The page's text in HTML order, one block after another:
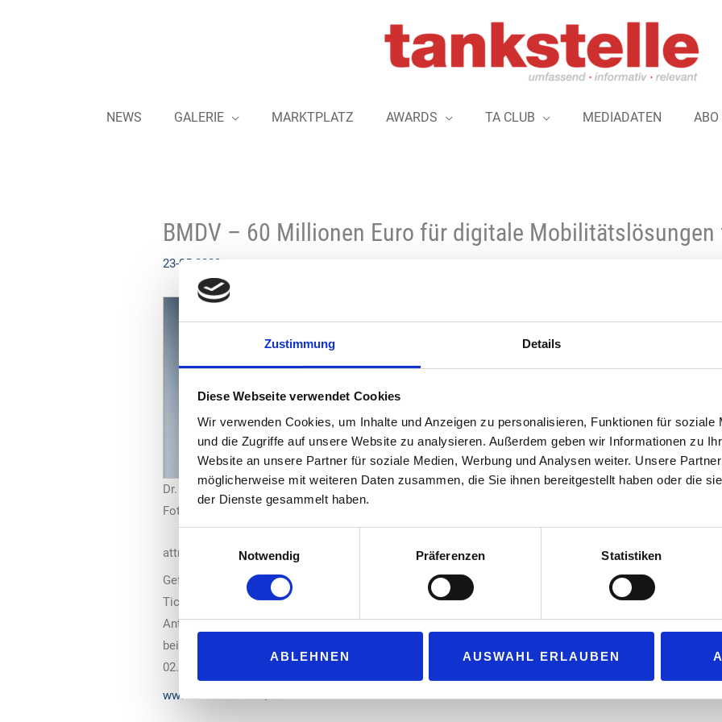
Zustimmung Details
Diese Webseite verwendet Cookies
Wir verwenden Cookies, um Inhalte und Anzeigen zu personalisieren, Funktionen für soziale
und die Zugriffe auf unsere Website zu analysieren. Außerdem geben wir Informationen zu
Website an unsere Partner für soziale Medien, Werbung und Analysen weiter. Unsere
möglicherweise mit weiteren Daten zusammen, die Sie ihnen bereitgestellt haben oder die
der Dienste gesammelt haben.
Notwendig
Präferenzen Statistiken
ABLEHNEN AUSWAHL ERLAUBEN
NEWS GALERIE MARKTPLATZ AWARDS TA CLUB MEDIADATEN ABO
BMDV – 60 Millionen Euro für digitale Mobilitätslösungen
23-05-2023
Dr. Volker Wissing
Foto: BMDV/Jesco Denzel
Das Bundesministerium für Digitales
Verkehrssysteme“ (DkV) in Höhe von
Reiseketten per Smartphone von Tür zu
effizienten und umweltsensitiven
anderen Maßnahmen unterstützen wir
Unternehmen bei der Entwicklung
Anwendungen wird der Verkehr
attraktiver.“
Gefördert werden unter anderem die Erfassung und Verarbeitung von Mobilitätsdaten, besseres
Ticketing sowie Echtzeit- Fahrgastinformationen, Mobilitätsplattformen, On-Demand- und Sharing-
Antragsberechtigt sind alle deutschen Städte und Gemeinden und auch die dazugehörigen
bei 65 Prozent, beziehungsweise bei 80 Prozent für finanzschwache Kommunen. Der Einstieg ist
02.07.2023 eingereicht werden.
www.bmdv.bund.de/dkv